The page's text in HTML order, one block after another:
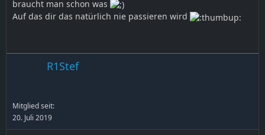
braucht man schon was
Auf das dir das natürlich nie passieren wird
R1Stef
Mitglied seit:
20. Juli 2019